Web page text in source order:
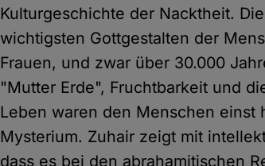
Kulturgeschichte der Nacktheit.
wichtigsten Gottgestalten der
Frauen, und zwar über 30.000
"Mutter Erde", Fruchtbarkeit und
Leben waren den Menschen einst
Mysterium. Zuhair zeigt mit
dass es bei den abrahamitischen